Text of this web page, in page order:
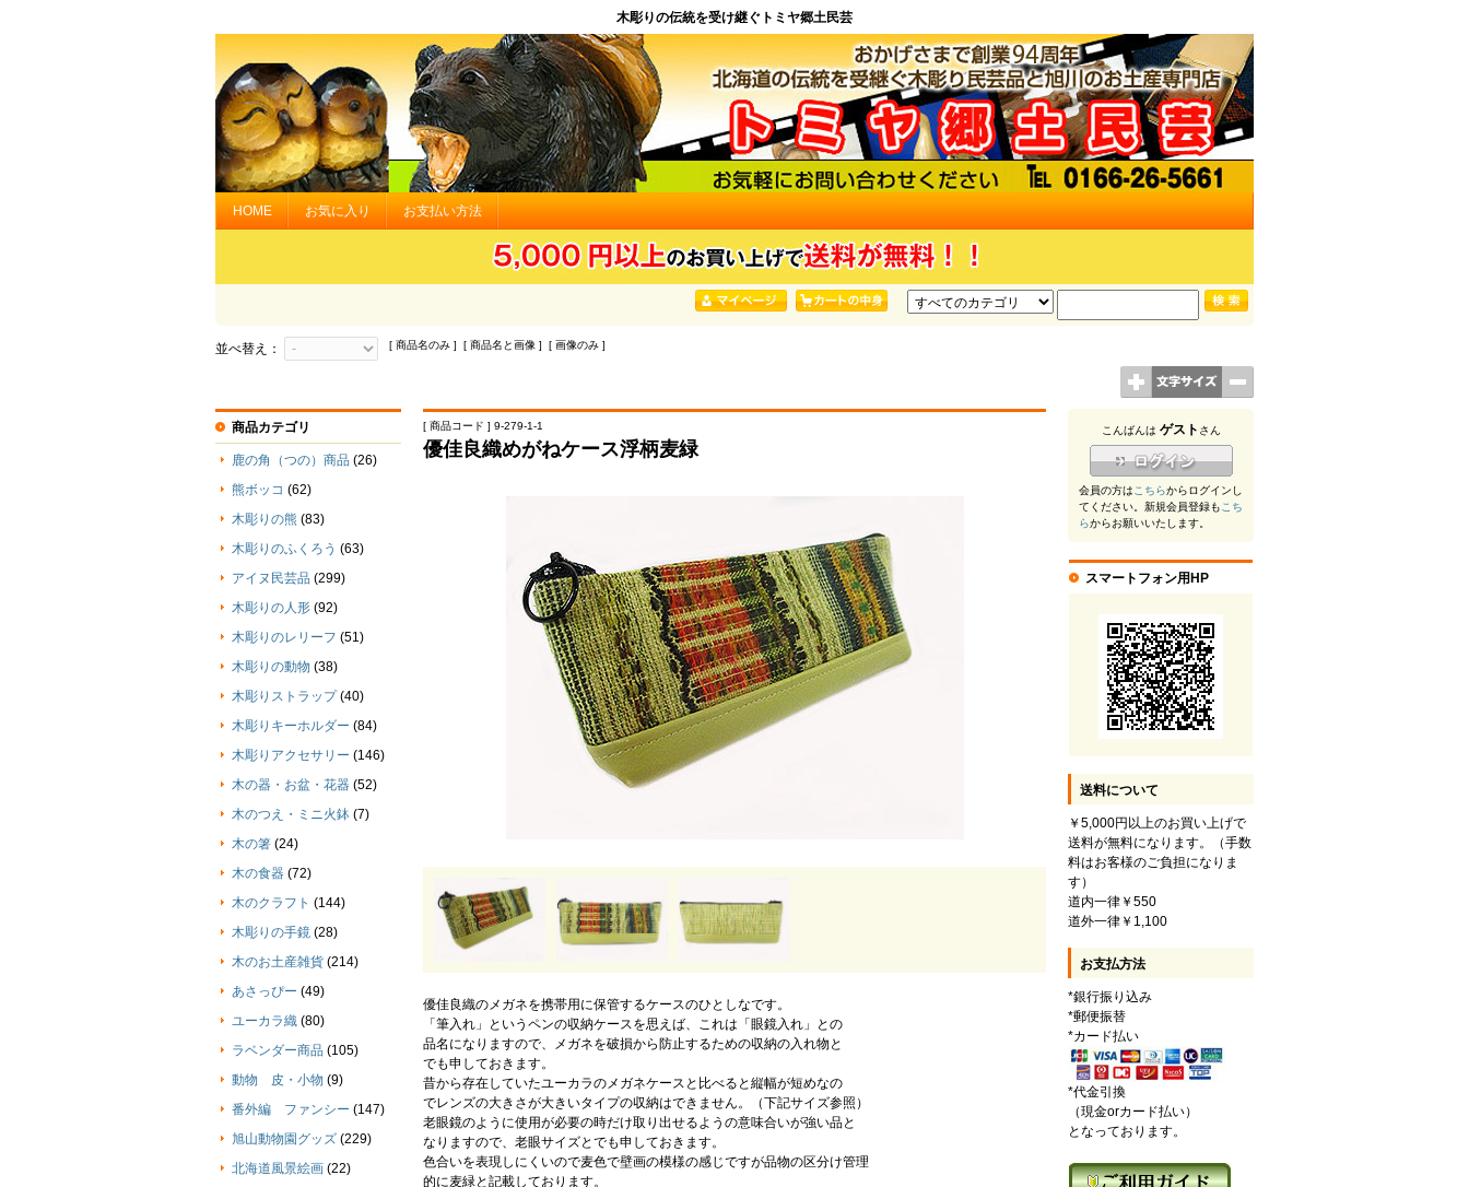
木彫りの伝統を受け継ぐトミヤ郷土民芸
HOME お気に入り お支払い方法
並べ替え： [ 商品名のみ ] [ 商品名と画像 ] [ 画像のみ ]
[ 商品コード ] 9-279-1-1
優佳良織めがねケース浮柄麦緑
優佳良織のメガネを携帯用に保管するケースのひとしなです。
「筆入れ」というペンの収納ケースを思えば、これは「眼鏡入れ」との
品名になりますので、メガネを破損から防止するための収納の入れ物と
でも申しておきます。
昔から存在していたユーカラのメガネケースと比べると縦幅が短めなの
でレンズの大きさが大きいタイプの収納はできません。（下記サイズ参照）
老眼鏡のように使用が必要の時だけ取り出せるようの意味合いが強い品と
なりますので、老眼サイズとでも申しておきます。
色合いを表現しにくいので麦色で壁画の模様の感じですが品物の区分け管理
的に麦緑と記載しております。
商品カテゴリ
鹿の角（つの）商品 (26)
熊ボッコ (62)
木彫りの熊 (83)
木彫りのふくろう (63)
アイヌ民芸品 (299)
木彫りの人形 (92)
木彫りのレリーフ (51)
木彫りの動物 (38)
木彫りストラップ (40)
木彫りキーホルダー (84)
木彫りアクセサリー (146)
木の器・お盆・花器 (52)
木のつえ・ミニ火鉢 (7)
木の箸 (24)
木の食器 (72)
木のクラフト (144)
木彫りの手鏡 (28)
木のお土産雑貨 (214)
あさっぴー (49)
ユーカラ織 (80)
ラベンダー商品 (105)
動物 皮・小物 (9)
番外編 ファンシー (147)
旭山動物園グッズ (229)
北海道風景絵画 (22)
こんばんは ゲスト さん
会員の方はこちらからログインし
てください。新規会員登録もこち
らからお願いいたします。
スマートフォン用HP
送料について
￥5,000円以上のお買い上げで
送料が無料になります。（手数
料はお客様のご負担になりま
す）
道内一律￥550
道外一律￥1,100
お支払方法
*銀行振り込み
*郵便振替
*カード払い
*代金引換
（現金orカード払い）
となっております。